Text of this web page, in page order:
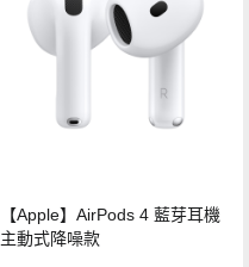
【Apple】AirPods 4 藍芽耳機
主動式降噪款